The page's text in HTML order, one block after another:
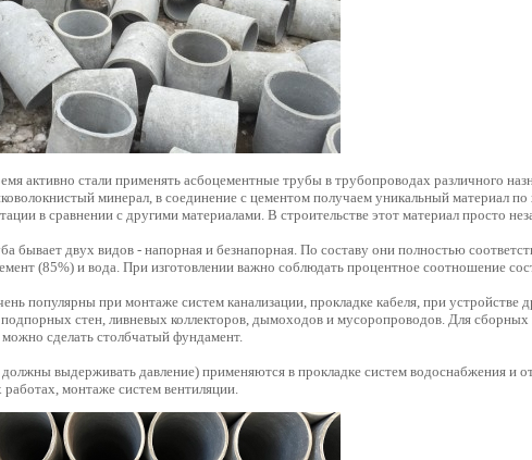
активно стали применять асбоцементные трубы в трубопроводах различного
минерал, в соединение с цементом получаем уникальный материал по
в сравнении с другими материалами. В строительстве этот материал просто
бывает двух видов - напорная и безнапорная. По составу они полностью
(85%) и вода. При изготовлении важно соблюдать процентное соотношение
популярны при монтаже систем канализации, прокладке кабеля, при устройстве
стен, ливневых коллекторов, дымоходов и мусоропроводов. Для
сделать столбчатый фундамент.
выдерживать давление) применяются в прокладке систем водоснабжения и
монтаже систем вентиляции.